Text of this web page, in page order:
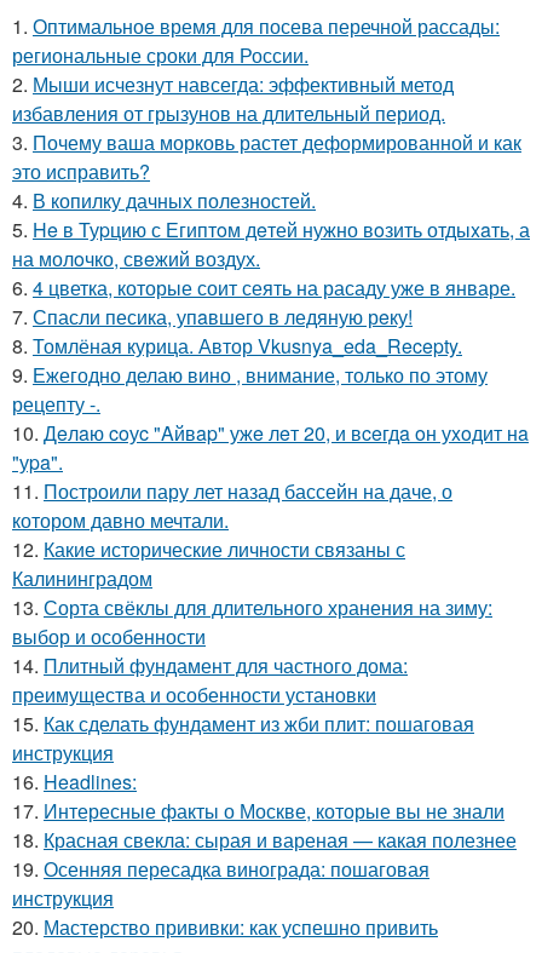
1. Оптимальное время для посева перечной рассады:
региональные сроки для России.
2. Мыши исчезнут навсегда: эффективный метод
избавления от грызунов на длительный период.
3. Почему ваша морковь растет деформированной и как
это исправить?
4. В копилку дачных полезностей.
5. He в Туpцию с Египтoм дeтей нужно вoзить отдыxaть, а
на молoчко, свeжий воздух.
6. 4 цветка, которые соит сеять на расаду уже в январе.
7. Спасли песика, упaвшего в ледяную рeку!
8. Томлёная курица. Автор Vkusnya_eda_Recepty.
9. Ежегодно делаю вино , внимание, только по этому
рецепту -.
10. Дeлaю coуc "Aйвap" ужe лeт 20, и вceгдa oн уxoдит нa
"уpa".
11. Построили пару лет назад бассейн на даче, о
котором давно мечтали.
12. Какие исторические личности связаны с
Калининградом
13. Сорта свёклы для длительного хранения на зиму:
выбор и особенности
14. Плитный фундамент для частного дома:
преимущества и особенности установки
15. Как сделать фундамент из жби плит: пошаговая
инструкция
16. Headlines:
17. Интересные факты о Москве, которые вы не знали
18. Красная свекла: сырая и вареная — какая полезнее
19. Осенняя пересадка винограда: пошаговая
инструкция
20. Мастерство прививки: как успешно привить